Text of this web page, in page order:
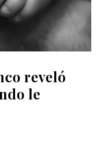
reveló
le